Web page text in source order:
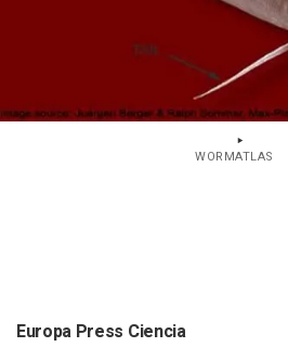
WORMATLAS
Europa Press Ciencia